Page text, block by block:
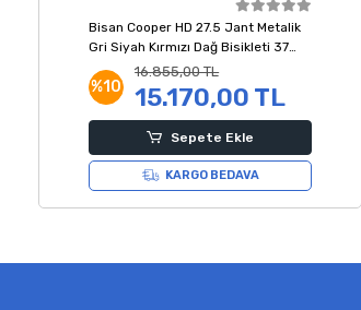
Bisan Cooper HD 27.5 Jant Metalik
Gri Siyah Kırmızı Dağ Bisikleti 37
%10
16.855,00 TL
15.170,00 TL
Sepete Ekle
KARGO BEDAVA